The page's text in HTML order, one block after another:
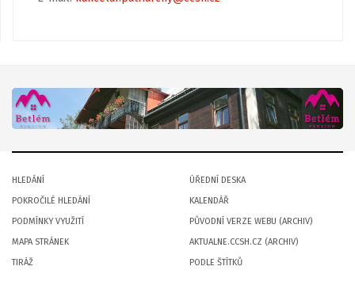
HLEDÁNÍ
POKROČILÉ HLEDÁNÍ
PODMÍNKY VYUŽITÍ
MAPA STRÁNEK
TIRÁŽ
ÚŘEDNÍ DESKA
KALENDÁŘ
PŮVODNÍ VERZE WEBU (ARCHIV)
AKTUALNE.CCSH.CZ (ARCHIV)
PODLE ŠTÍTKŮ